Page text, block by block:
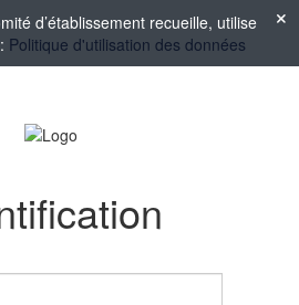
d’établissement recueille, utilise
Politique d'utilisation des données